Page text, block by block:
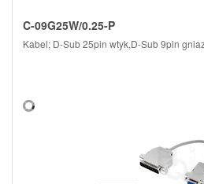
C-09G25W/0.25-P
Kabel; D-Sub 25pin wtyk,D-Sub 9pin